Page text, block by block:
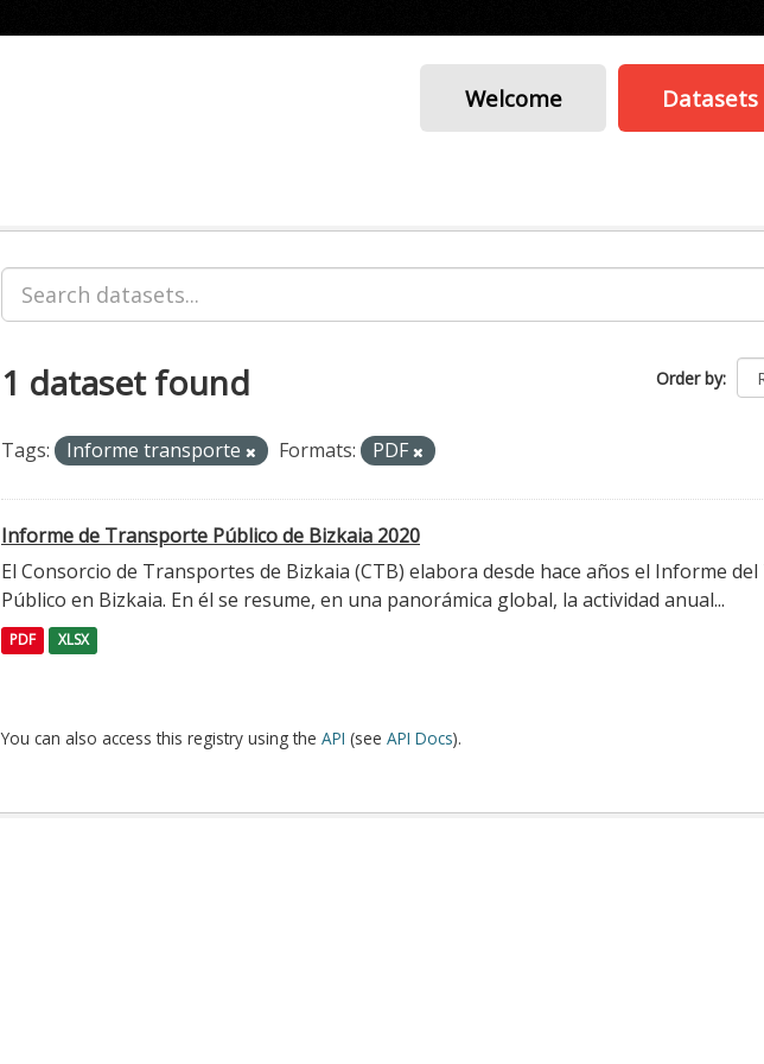
Welcome Datasets
Order by
1 dataset found
Tags: Informe transporte Formats: PDF
Informe de Transporte Público de Bizkaia 2020
El Consorcio de Transportes de Bizkaia (CTB) elabora desde hace años el Informe
Público en Bizkaia. En él se resume, en una panorámica global, la actividad anual...
PDF XLSX
You can also access this registry using the API (see API Docs).